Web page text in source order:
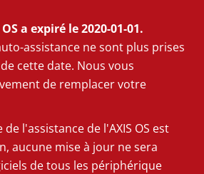
a expiré le 2020-01-01.
assistance ne sont plus prises
cette date. Nous vous
de remplacer votre
l'assistance de l'AXIS OS est
aucune mise à jour ne sera
de tous les périphérique